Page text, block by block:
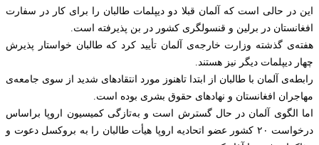
این در حالی است که آلمان قبلا دو دیپلمات طالبان را برای کار در سفارت
افغانستان در برلین و قنسولگری کشور در بن پذیرفته است.
هفته‌ی گذشته وزارت خارجه‌ی آلمان تأیید کرد که طالبان خواستار پذیرش
چهار دیپلمات دیگر نیز هستند.
رابطه‌ی آلمان با طالبان از ابتدا تاهنوز مورد انتقادهای شدید از سوی جامعه‌ی
مهاجران افغانستان و نهادهای حقوق بشری بوده است.
اما الگوی آلمان در حال گسترش است و به‌تازگی کمیسیون اروپا براساس
درخواست ۲۰ کشور عضو اتحادیه اروپا هیأت طالبان را به بروکسل دعوت و